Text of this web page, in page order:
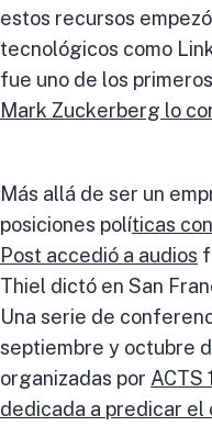
estos recursos
tecnológicos como
fue uno de los
Mark Zuckerberg lo
Más allá de ser un
posiciones políticas
Post accedió a audios
Thiel dictó en San
Una serie de
septiembre y octubre
organizadas por ACTS
dedicada a predicar el